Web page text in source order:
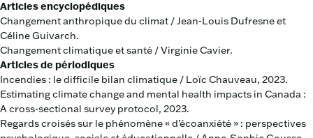
Articles encyclopédiques
Changement anthropique du climat / Jean-Louis Dufresne et
Céline Guivarch.
Changement climatique et santé / Virginie Cavier.
Articles de périodiques
Incendies : le difficile bilan climatique / Loïc Chauveau, 2023.
Estimating climate change and mental health impacts in Canada :
A cross-sectional survey protocol, 2023.
Regards croisés sur le phénomène « d’écoanxiété » : perspectives